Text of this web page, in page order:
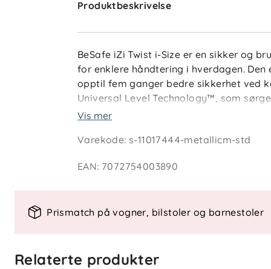
Produktbeskrivelse
BeSafe iZi Twist i-Size er en sikker og
for enklere håndtering i hverdagen.
opptil fem ganger bedre sikkerhet ved
Universal Level Technology™, som
biltype.
Med SIP+ sidebeskyttelse og Two-Fit
Montering: ISOFIX
Justering: 6-trinns hodestøtte og 4
Vis mer
Varekode:s-11017444-metallicm-std
EAN: 7072754003890
Prismatch på vogner, bilstoler og barnestoler
Relaterte produkter